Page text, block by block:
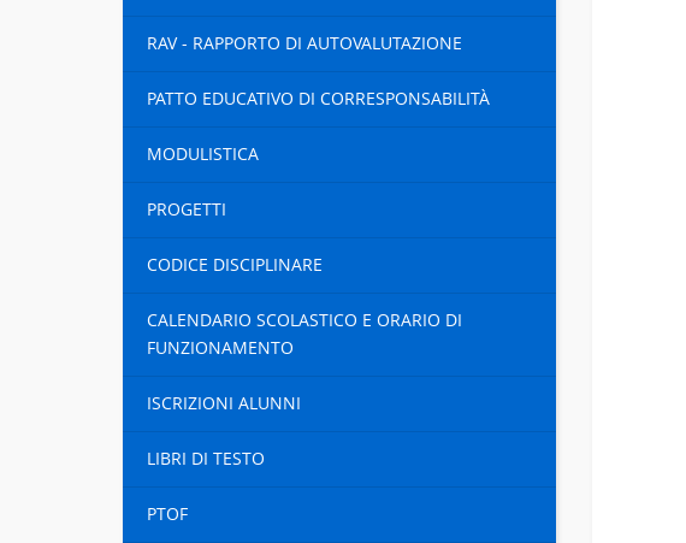
RAV - RAPPORTO DI AUTOVALUTAZIONE
PATTO EDUCATIVO DI CORRESPONSABILITÀ
MODULISTICA
PROGETTI
CODICE DISCIPLINARE
CALENDARIO SCOLASTICO E ORARIO DI
FUNZIONAMENTO
ISCRIZIONI ALUNNI
LIBRI DI TESTO
PTOF